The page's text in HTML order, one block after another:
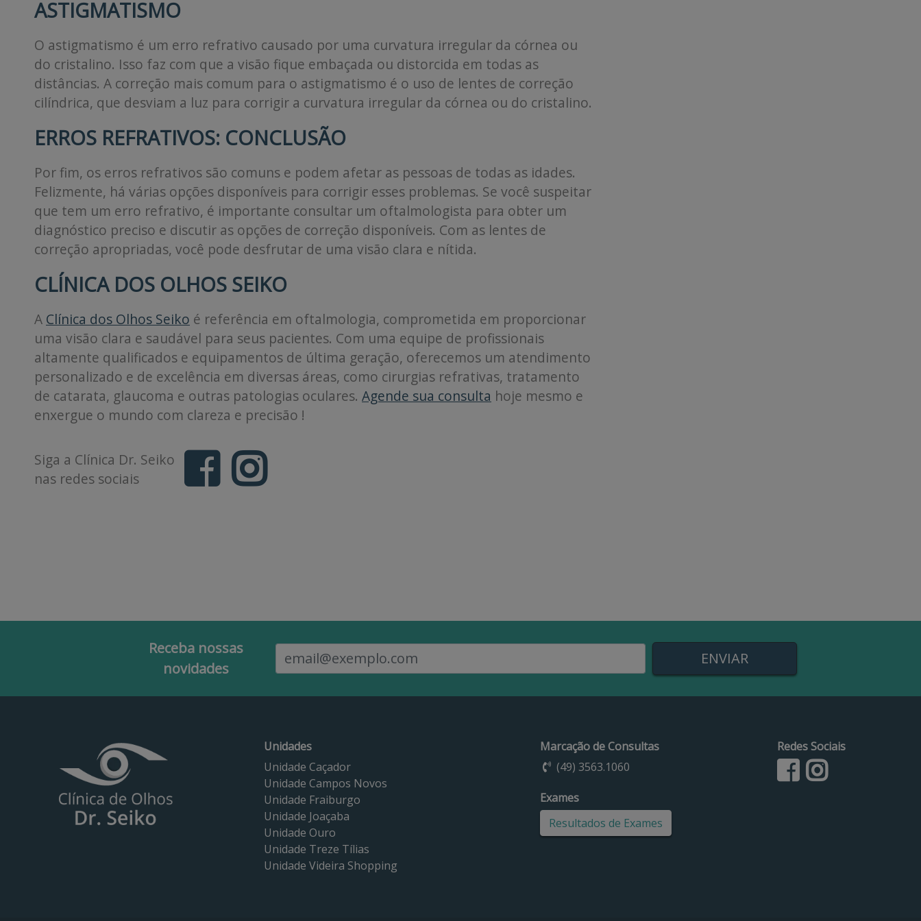
ASTIGMATISMO
O astigmatismo é um erro refrativo causado por uma curvatura irregular da córnea ou
do cristalino. Isso faz com que a visão fique embaçada ou distorcida em todas as
distâncias. A correção mais comum para o astigmatismo é o uso de lentes de correção
cilíndrica, que desviam a luz para corrigir a curvatura irregular da córnea ou do cristalino.
ERROS REFRATIVOS: CONCLUSÃO
Por fim, os erros refrativos são comuns e podem afetar as pessoas de todas as idades.
Felizmente, há várias opções disponíveis para corrigir esses problemas. Se você suspeitar
que tem um erro refrativo, é importante consultar um oftalmologista para obter um
diagnóstico preciso e discutir as opções de correção disponíveis. Com as lentes de
correção apropriadas, você pode desfrutar de uma visão clara e nítida.
CLÍNICA DOS OLHOS SEIKO
A Clínica dos Olhos Seiko é referência em oftalmologia, comprometida em proporcionar
uma visão clara e saudável para seus pacientes. Com uma equipe de profissionais
altamente qualificados e equipamentos de última geração, oferecemos um atendimento
personalizado e de excelência em diversas áreas, como cirurgias refrativas, tratamento
de catarata, glaucoma e outras patologias oculares. Agende sua consulta hoje mesmo e
enxergue o mundo com clareza e precisão !
Siga a Clínica Dr. Seiko
nas redes sociais
Receba nossas
novidades
Email
Unidades
Unidade Caçador
Unidade Campos Novos
Unidade Fraiburgo
Unidade Joaçaba
Unidade Ouro
Unidade Treze Tílias
Unidade Videira Shopping
Marcação de Consultas
(49) 3563.1060
Exames
Resultados de Exames
Redes Sociais